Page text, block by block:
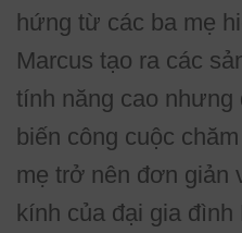
hứng từ các ba mẹ
Marcus tạo ra các
tính năng cao nhưng
biến công cuộc
mẹ trở nên đơn giản
kính của đại gia